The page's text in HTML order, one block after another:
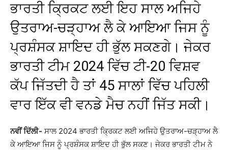
ਭਾਰਤੀ ਕ੍ਰਿਕਟ ਲਈ ਇਹ ਸਾਲ ਅਜਿਹੇ
ਉਤਰਾਅ-ਚੜ੍ਹਾਅ ਲੈ ਕੇ ਆਇਆ ਜਿਸ ਨੂੰ
ਪ੍ਰਸ਼ੰਸਕ ਸ਼ਾਇਦ ਹੀ ਭੁੱਲ ਸਕਣਗੇ। ਜੇਕਰ
ਭਾਰਤੀ ਟੀਮ 2024 ਵਿੱਚ ਟੀ-20 ਵਿਸ਼ਵ
ਕੱਪ ਜਿੱਤਦੀ ਹੈ ਤਾਂ 45 ਸਾਲਾਂ ਵਿੱਚ ਪਹਿਲੀ
ਵਾਰ ਇੱਕ ਵੀ ਵਨਡੇ ਮੈਚ ਨਹੀਂ ਜਿੱਤ ਸਕੀ।
ਨਵੀਂ ਦਿੱਲੀ- ਸਾਲ 2024 ਭਾਰਤੀ ਕ੍ਰਿਕਟ ਲਈ ਅਜਿਹੇ ਉਤਰਾਅ-ਚੜ੍ਹਾਅ ਲੈ
ਕੇ ਆਇਆ ਜਿਸ ਨੂੰ ਪ੍ਰਸ਼ੰਸਕ ਸ਼ਾਇਦ ਹੀ ਭੁੱਲ ਸਕਣ। ਜੇਕਰ ਭਾਰਤੀ ਟੀਮ ਨੇ